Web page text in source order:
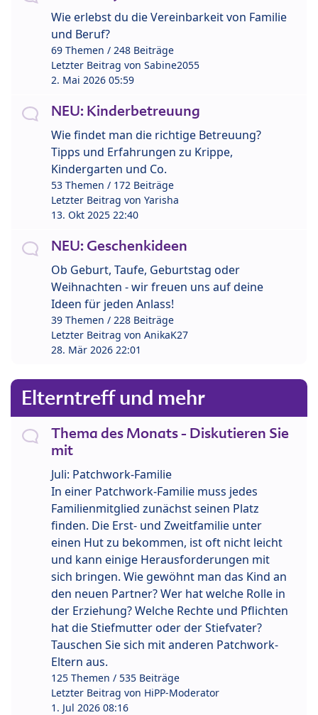
Wie erlebst du die Vereinbarkeit von Familie
und Beruf?
69 Themen / 248 Beiträge
Letzter Beitrag von Sabine2055
2. Mai 2026 05:59
NEU: Kinderbetreuung
Wie findet man die richtige Betreuung?
Tipps und Erfahrungen zu Krippe,
Kindergarten und Co.
53 Themen / 172 Beiträge
Letzter Beitrag von Yarisha
13. Okt 2025 22:40
NEU: Geschenkideen
Ob Geburt, Taufe, Geburtstag oder
Weihnachten - wir freuen uns auf deine
Ideen für jeden Anlass!
39 Themen / 228 Beiträge
Letzter Beitrag von AnikaK27
28. Mär 2026 22:01
Elterntreff und mehr
Thema des Monats - Diskutieren Sie
mit
Juli: Patchwork-Familie
In einer Patchwork-Familie muss jedes
Familienmitglied zunächst seinen Platz
finden. Die Erst- und Zweitfamilie unter
einen Hut zu bekommen, ist oft nicht leicht
und kann einige Herausforderungen mit
sich bringen. Wie gewöhnt man das Kind an
den neuen Partner? Wer hat welche Rolle in
der Erziehung? Welche Rechte und Pflichten
hat die Stiefmutter oder der Stiefvater?
Tauschen Sie sich mit anderen Patchwork-
Eltern aus.
125 Themen / 535 Beiträge
Letzter Beitrag von HiPP-Moderator
1. Jul 2026 08:16